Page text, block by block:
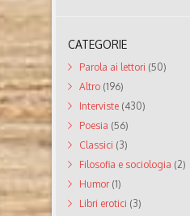
CATEGORIE
Parola ai lettori (50)
Altro (196)
Interviste (430)
Poesia (56)
Classici (3)
Filosofia e sociologia (2)
Humor(1)
Libri erotici (3)